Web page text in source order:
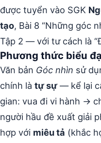
được tuyển vào SGK
tạo, Bài 8 “Những góc
Tập 2 — với tư cách là
Phương thức biểu
Văn bản Góc nhìn sử
chính là tự sự — kể lại
gian: vua đi vi hành →
người hầu đề xuất giải
hợp với miêu tả (khắc